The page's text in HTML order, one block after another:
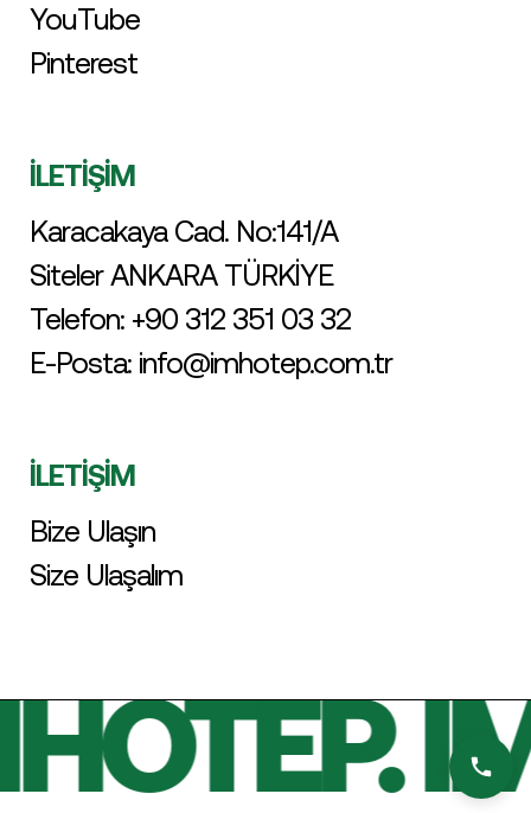
YouTube
Pinterest
İLETİŞİM
Karacakaya Cad. No:141/A
Siteler ANKARA TÜRKİYE
Telefon: +90 312 351 03 32
E-Posta: info@imhotep.com.tr
İLETİŞİM
Bize Ulaşın
Size Ulaşalım